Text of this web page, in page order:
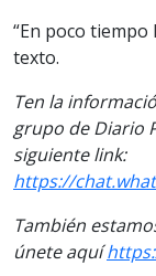
“En poco
texto.
Ten la
grupo de Diario
siguiente link:
https://
También
únete aquí